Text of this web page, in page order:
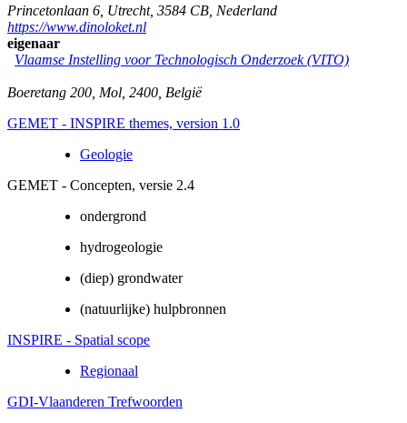
Princetonlaan 6 Utrecht, 3584 CB Nederland
https://www.dinoloket.nl
eigenaar
Vlaamse Instelling voor Technologisch Onderzoek (VITO)
Boeretang 200 Mol 2400 België
GEMET - INSPIRE themes, version 1.0
Geologie
GEMET - Concepten, versie 2.4
ondergrond
hydrogeologie
(diep) grondwater
(natuurlijke) hulpbronnen
INSPIRE - Spatial scope
Regionaal
GDI-Vlaanderen Trefwoorden